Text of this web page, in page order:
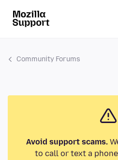
Community Forums
Avoid support scams.
to call or text a